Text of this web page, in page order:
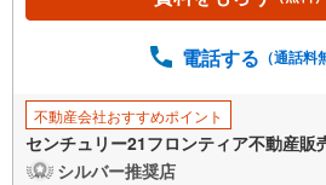
電話する （通話料
不動産会社おすすめポイント
センチュリー21フロンティア不動産
シルバー推奨店